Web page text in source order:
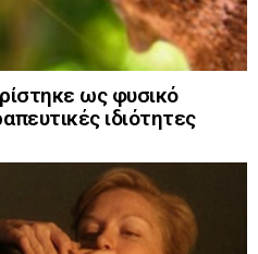
ως φυσικό
ιδιότητες